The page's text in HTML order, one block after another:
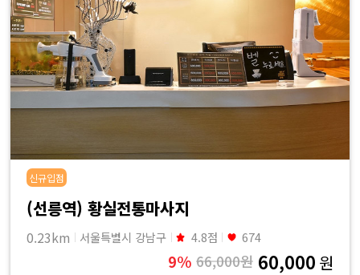
신규입점
(선릉역) 황실전통마사지
0.23km 서울특별시 강남구 4.8점 674
9% 66,000원 60,000 원